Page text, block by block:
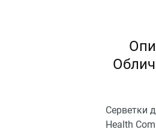
Серветки
Health